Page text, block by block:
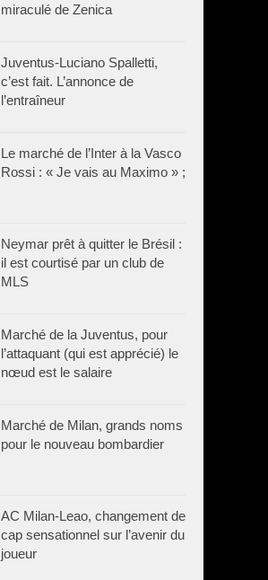
miraculé de Zenica
Juventus-Luciano Spalletti,
c’est fait. L’annonce de
l’entraîneur
Le marché de l’Inter à la Vasco
Rossi : « Je vais au Maximo » ;
Neymar prêt à quitter le Brésil :
il est courtisé par un club de
MLS
Marché de la Juventus, pour
l’attaquant (qui est apprécié) le
nœud est le salaire
Marché de Milan, grands noms
pour le nouveau bombardier
AC Milan-Leao, changement de
cap sensationnel sur l’avenir du
joueur